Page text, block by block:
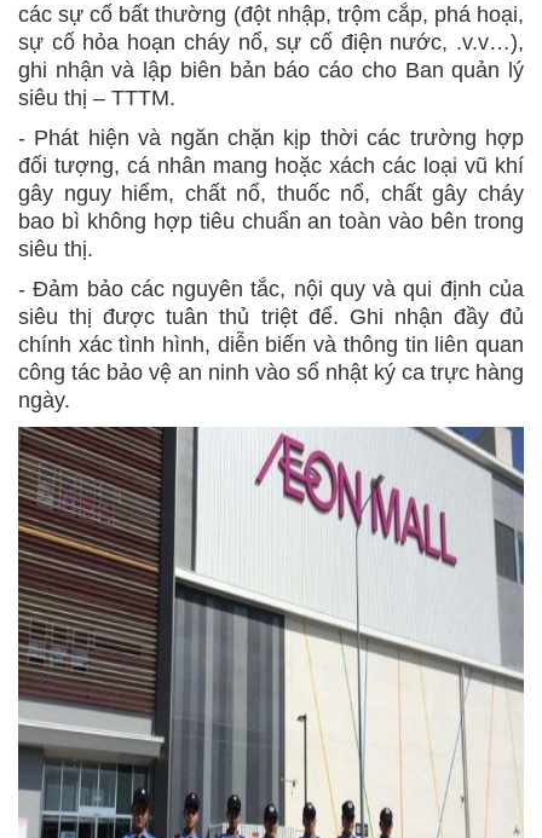
các sự cố bất thường (đột nhập, trộm cắp, phá hoại,
sự cố hỏa hoạn cháy nổ, sự cố điện nước, .v.v…),
ghi nhận và lập biên bản báo cáo cho Ban quản lý
siêu thị – TTTM.
- Phát hiện và ngăn chặn kịp thời các trường hợp
đối tượng, cá nhân mang hoặc xách các loại vũ khí
gây nguy hiểm, chất nổ, thuốc nổ, chất gây cháy
bao bì không hợp tiêu chuẩn an toàn vào bên trong
siêu thị.
- Đảm bảo các nguyên tắc, nội quy và qui định của
siêu thị được tuân thủ triệt để. Ghi nhận đầy đủ
chính xác tình hình, diễn biến và thông tin liên quan
công tác bảo vệ an ninh vào sổ nhật ký ca trực hàng
ngày.